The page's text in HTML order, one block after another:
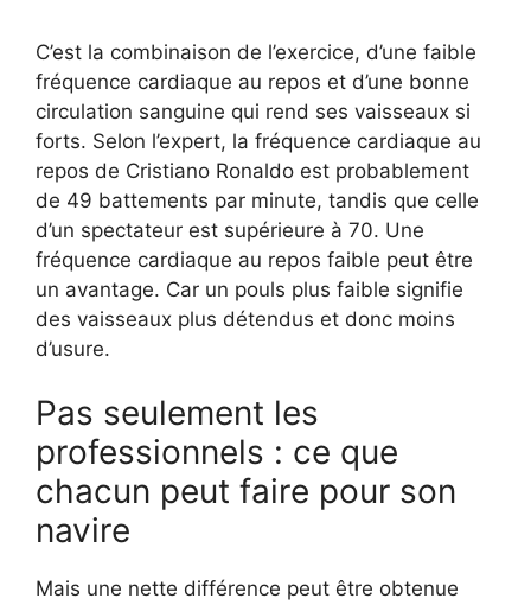
C’est la combinaison de l’exercice, d’une faible
fréquence cardiaque au repos et d’une bonne
circulation sanguine qui rend ses vaisseaux si
forts. Selon l’expert, la fréquence cardiaque au
repos de Cristiano Ronaldo est probablement
de 49 battements par minute, tandis que celle
d’un spectateur est supérieure à 70. Une
fréquence cardiaque au repos faible peut être
un avantage. Car un pouls plus faible signifie
des vaisseaux plus détendus et donc moins
d’usure.
Pas seulement les
professionnels : ce que
chacun peut faire pour son
navire
Mais une nette différence peut être obtenue